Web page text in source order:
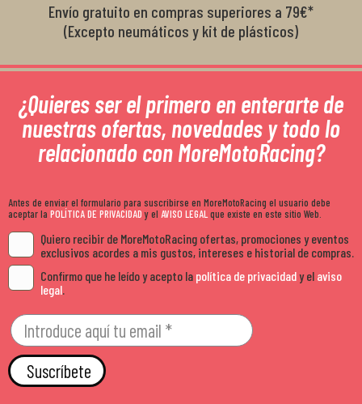
Envío gratuito en compras superiores a 79€*
(Excepto neumáticos y kit de plásticos)
¿Quieres ser el primero en enterarte de
nuestras ofertas, novedades y todo lo
relacionado con MoreMotoRacing?
Antes de enviar el formulario para suscribirse en MoreMotoRacing el usuario debe
aceptar la POLÍTICA DE PRIVACIDADy el AVISO LEGALque existe en este sitio Web.
Quiero recibir de MoreMotoRacing ofertas, promociones y eventos
exclusivos acordes a mis gustos, intereses e historial de compras.
Confirmo que he leído y acepto la política de privacidady el aviso
legal
Suscríbete